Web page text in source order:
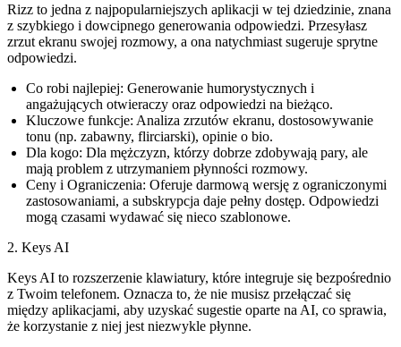
Rizz to jedna z najpopularniejszych aplikacji w tej dziedzinie, znana
z szybkiego i dowcipnego generowania odpowiedzi. Przesyłasz
zrzut ekranu swojej rozmowy, a ona natychmiast sugeruje sprytne
odpowiedzi.
Co robi najlepiej: Generowanie humorystycznych i
angażujących otwieraczy oraz odpowiedzi na bieżąco.
Kluczowe funkcje: Analiza zrzutów ekranu, dostosowywanie
tonu (np. zabawny, flirciarski), opinie o bio.
Dla kogo: Dla mężczyzn, którzy dobrze zdobywają pary, ale
mają problem z utrzymaniem płynności rozmowy.
Ceny i Ograniczenia: Oferuje darmową wersję z ograniczonymi
zastosowaniami, a subskrypcja daje pełny dostęp. Odpowiedzi
mogą czasami wydawać się nieco szablonowe.
2. Keys AI
Keys AI to rozszerzenie klawiatury, które integruje się bezpośrednio
z Twoim telefonem. Oznacza to, że nie musisz przełączać się
między aplikacjami, aby uzyskać sugestie oparte na AI, co sprawia,
że korzystanie z niej jest niezwykle płynne.